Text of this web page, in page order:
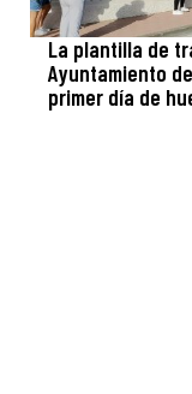
La plantilla de
Ayuntamiento
primer día de